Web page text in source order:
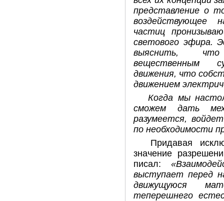
представление о
воздействующее
частиц
светового эфира.
выяснить,
вещественным
движения, что
движением
Когда мы
сможем дать
разумеется,
по необходимости
Придавая
значение
писал:
выступает перед
движущуюся
теперешнего